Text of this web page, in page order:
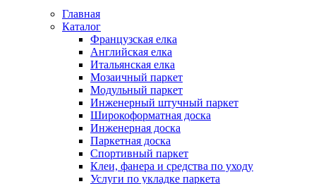
Главная
Каталог
Французская елка
Английская елка
Итальянская елка
Мозаичный паркет
Модульный паркет
Инженерный штучный паркет
Широкоформатная доска
Инженерная доска
Паркетная доска
Спортивный паркет
Клеи, фанера и средства по уходу
Услуги по укладке паркета